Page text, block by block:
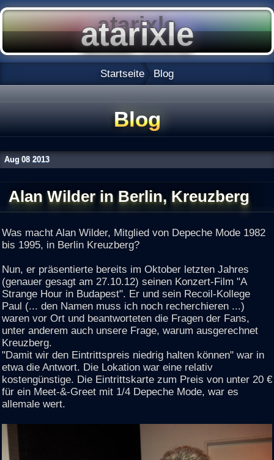
Startseite Blog
Blog
Aug 08 2013
Alan Wilder in Berlin, Kreuzberg
Was macht Alan Wilder, Mitglied von Depeche Mode 1982
bis 1995, in Berlin Kreuzberg?
Nun, er präsentierte bereits im Oktober letzten Jahres
(genauer gesagt am 27.10.12) seinen Konzert-Film "A
Strange Hour in Budapest". Er und sein Recoil-Kollege
Paul (... den Namen muss ich noch recherchieren ...)
waren vor Ort und beantworteten die Fragen der Fans,
unter anderem auch unsere Frage, warum ausgerechnet
Kreuzberg.
"Damit wir den Eintrittspreis niedrig halten können" war in
etwa die Antwort. Die Lokation war eine relativ
kostengünstige. Die Eintrittskarte zum Preis von unter 20 €
für ein Meet-&-Greet mit 1/4 Depeche Mode, war es
allemale wert.